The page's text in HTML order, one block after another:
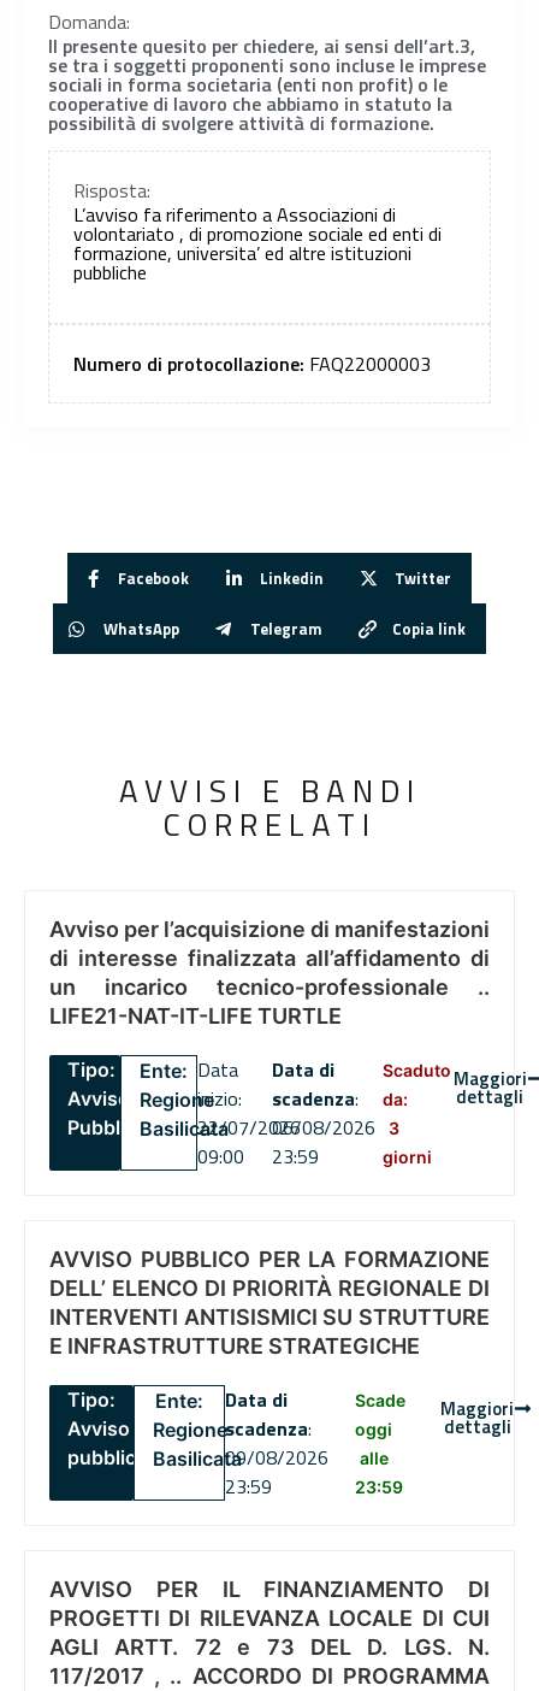
Domanda:
Il presente quesito per chiedere, ai sensi dell’art.3,
se tra i soggetti proponenti sono incluse le imprese
sociali in forma societaria (enti non profit) o le
cooperative di lavoro che abbiamo in statuto la
possibilità di svolgere attività di formazione.
Risposta:
L’avviso fa riferimento a Associazioni di
volontariato , di promozione sociale ed enti di
formazione, universita’ ed altre istituzioni
pubbliche
Numero di protocollazione: FAQ22000003
Facebook Linkedin Twitter
WhatsApp Telegram Copia link
AVVISI E BANDI
CORRELATI
Avviso per l’acquisizione di manifestazioni
di interesse finalizzata all’affidamento di
un incarico tecnico-professionale ..
LIFE21-NAT-IT-LIFE TURTLE
Tipo:
Avviso
Pubblico
Ente:
Regione
Basilicata
Data
inizio:
22/07/2026
09:00
Data di
scadenza:
06/08/2026
23:59
Scaduto
da:
3
giorni
Maggiori
dettagli
AVVISO PUBBLICO PER LA FORMAZIONE
DELL’ ELENCO DI PRIORITÀ REGIONALE DI
INTERVENTI ANTISISMICI SU STRUTTURE
E INFRASTRUTTURE STRATEGICHE
Tipo:
Avviso
pubblico
Ente:
Regione
Basilicata
Data di
scadenza:
09/08/2026
23:59
Scade
oggi
alle
23:59
Maggiori
dettagli
AVVISO PER IL FINANZIAMENTO DI
PROGETTI DI RILEVANZA LOCALE DI CUI
AGLI ARTT. 72 e 73 DEL D. LGS. N.
117/2017 , .. ACCORDO DI PROGRAMMA